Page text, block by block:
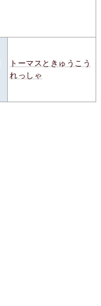
トーマスときゅうこう
れっしゃ